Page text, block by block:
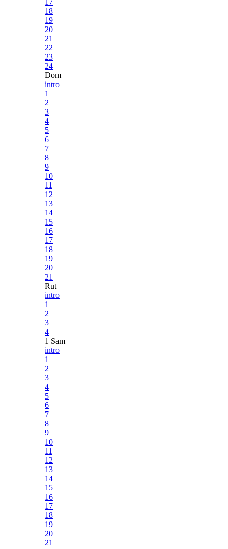
18
19
20
21
22
23
24
Dom
intro
1
2
3
4
5
6
7
8
9
10
11
12
13
14
15
16
17
18
19
20
21
Rut
intro
1
2
3
4
1 Sam
intro
1
2
3
4
5
6
7
8
9
10
11
12
13
14
15
16
17
18
19
20
21